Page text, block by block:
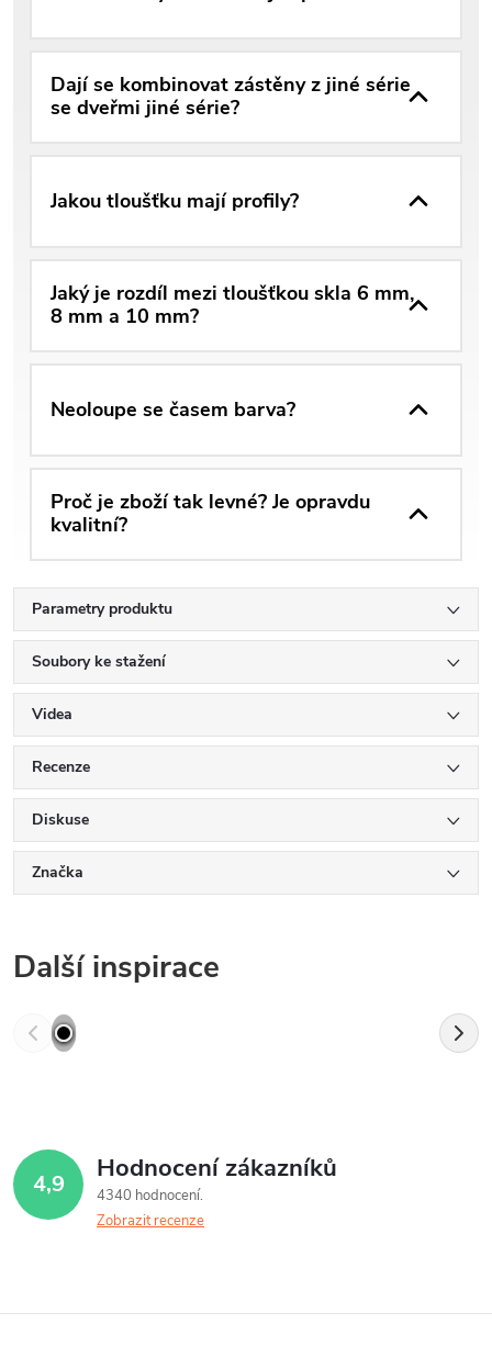
Dají se kombinovat zástěny z jiné série
se dveřmi jiné série?
Jakou tloušťku mají profily?
Jaký je rozdíl mezi tloušťkou skla 6 mm,
8 mm a 10 mm?
Neoloupe se časem barva?
Proč je zboží tak levné? Je opravdu
kvalitní?
Parametry produktu
Soubory ke stažení
Videa
Recenze
Diskuse
Značka
Další inspirace
4,9 Hodnocení zákazníků
4340 hodnocení
Zobrazit recenze